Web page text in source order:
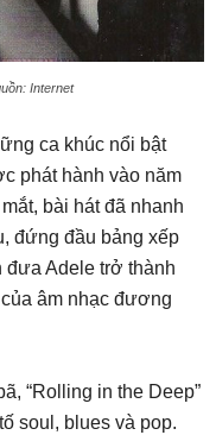
Internet
ca khúc nổi bật
phát hành vào năm
bài hát đã nhanh
đứng đầu bảng xếp
đưa Adele trở thành
âm nhạc đương
“Rolling in the Deep”
soul, blues và pop.